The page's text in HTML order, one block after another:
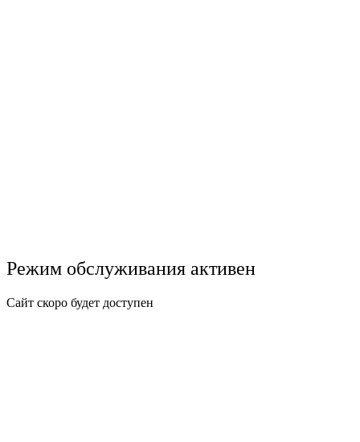
Режим обслуживания активен
Сайт скоро будет доступен